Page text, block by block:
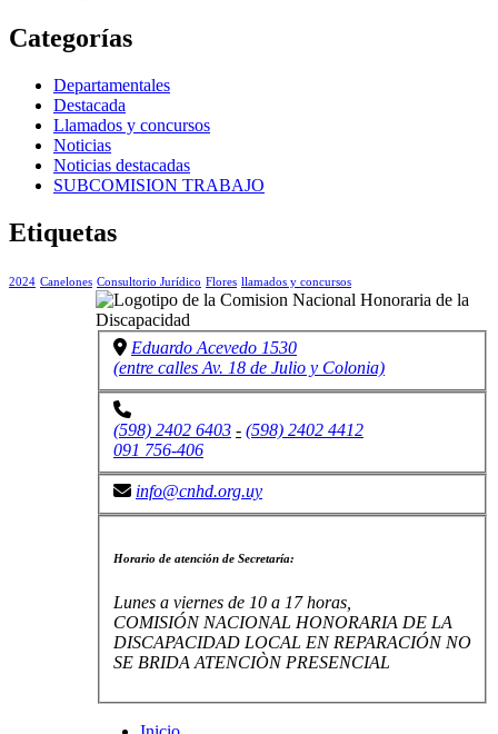
Categorías
Departamentales
Destacada
Llamados y concursos
Noticias
Noticias destacadas
SUBCOMISION TRABAJO
Etiquetas
2024 Canelones Consultorio Jurídico Flores llamados y concursos
Eduardo Acevedo 1530
(entre calles Av. 18 de Julio y Colonia)
(598) 2402 6403 - (598) 2402 4412
091 756-406
info@cnhd.org.uy
Horario de atención de Secretaría:
Lunes a viernes de 10 a 17 horas,
COMISIÓN NACIONAL HONORARIA DE LA
DISCAPACIDAD LOCAL EN REPARACIÓN NO
SE BRIDA ATENCIÒN PRESENCIAL